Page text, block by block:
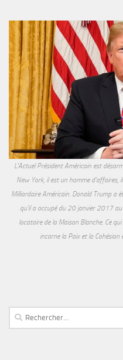
L'Actuel Président Américain est
New York, il est un homme d'affaires,
Milliardaire Américain. Donald Trump a
qu'il a occupé du 20 janvier 2017
locataire de la Maison Blanche. Ce
incarne la Paix et la
Rechercher :